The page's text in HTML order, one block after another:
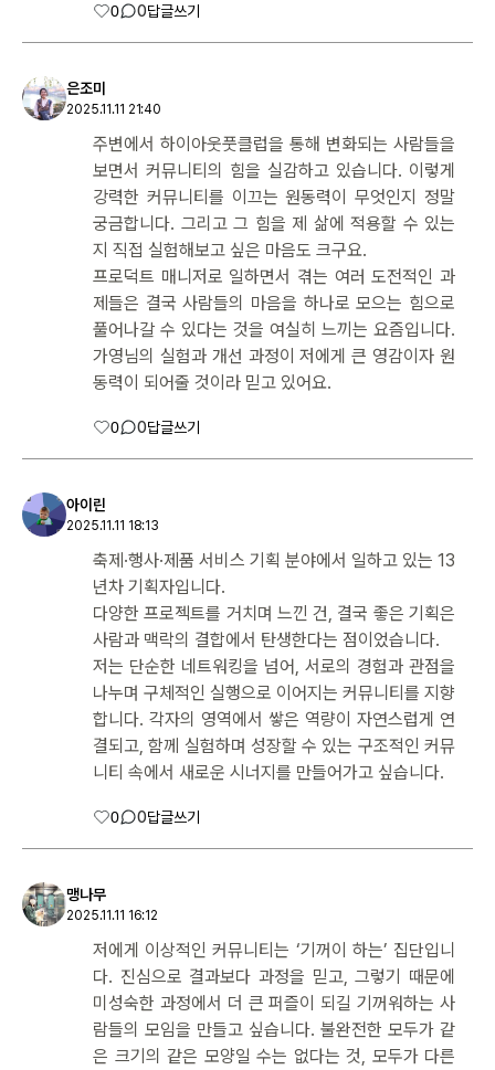
0 0답글쓰기
은조미
2025.11.11 21:40
주변에서 하이아웃풋클럽을 통해 변화되는 사람들을
보면서 커뮤니티의 힘을 실감하고 있습니다. 이렇게
강력한 커뮤니티를 이끄는 원동력이 무엇인지 정말
궁금합니다. 그리고 그 힘을 제 삶에 적용할 수 있는
지 직접 실험해보고 싶은 마음도 크구요.
프로덕트 매니저로 일하면서 겪는 여러 도전적인 과
제들은 결국 사람들의 마음을 하나로 모으는 힘으로
풀어나갈 수 있다는 것을 여실히 느끼는 요즘입니다.
가영님의 실험과 개선 과정이 저에게 큰 영감이자 원
동력이 되어줄 것이라 믿고 있어요.
0 0답글쓰기
아이린
2025.11.11 18:13
축제·행사·제품 서비스 기획 분야에서 일하고 있는 13
년차 기획자입니다.
다양한 프로젝트를 거치며 느낀 건, 결국 좋은 기획은
사람과 맥락의 결합에서 탄생한다는 점이었습니다.
저는 단순한 네트워킹을 넘어, 서로의 경험과 관점을
나누며 구체적인 실행으로 이어지는 커뮤니티를 지향
합니다. 각자의 영역에서 쌓은 역량이 자연스럽게 연
결되고, 함께 실험하며 성장할 수 있는 구조적인 커뮤
니티 속에서 새로운 시너지를 만들어가고 싶습니다.
0 0답글쓰기
맹나무
2025.11.11 16:12
저에게 이상적인 커뮤니티는 ‘기꺼이 하는’ 집단입니
다. 진심으로 결과보다 과정을 믿고, 그렇기 때문에
미성숙한 과정에서 더 큰 퍼즐이 되길 기꺼워하는 사
람들의 모임을 만들고 싶습니다. 불완전한 모두가 같
은 크기의 같은 모양일 수는 없다는 것, 모두가 다른